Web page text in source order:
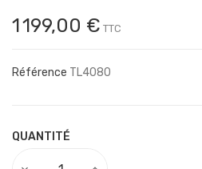
1 199,00 € TTC
Référence TL4080
QUANTITÉ